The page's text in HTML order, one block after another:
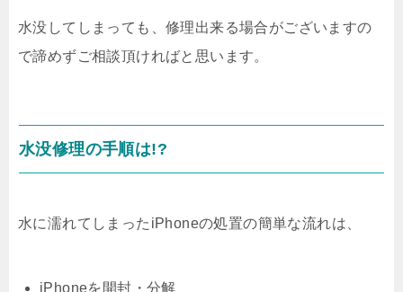
水没してしまっても、修理出来る場合がございますの
で諦めずご相談頂ければと思います。
水没修理の手順は!?
水に濡れてしまったiPhoneの処置の簡単な流れは、
iPhoneを開封・分解